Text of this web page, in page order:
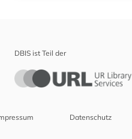
DBIS ist Teil der
Datenschutz